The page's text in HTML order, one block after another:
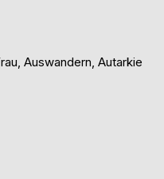
Auswandern, Autarkie